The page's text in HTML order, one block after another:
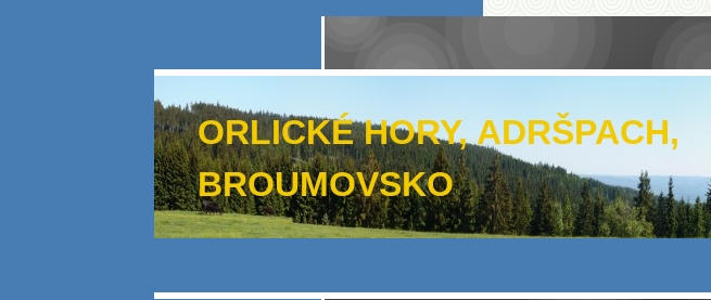
ORLICKÉ HORY, ADRŠPACH,
BROUMOVSKO